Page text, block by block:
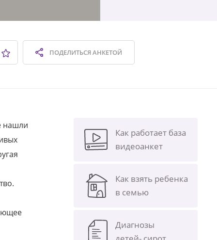
ПОДЕЛИТЬСЯАНКЕТОЙ
нашли
Как работает база
видеоанкет
Как взять ребенка
в семью
Диагнозы